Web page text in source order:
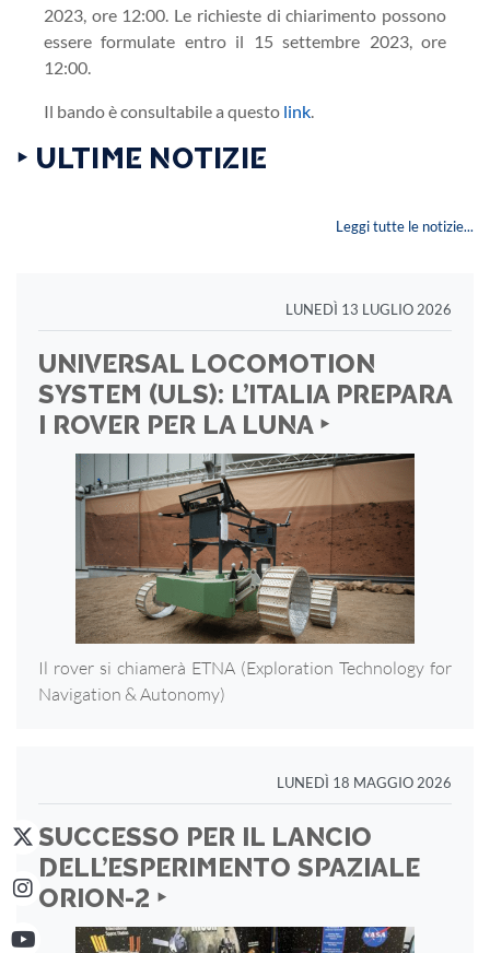
2023, ore 12:00. Le richieste di chiarimento possono
essere formulate entro il 15 settembre 2023, ore
12:00.
Il bando è consultabile a questo link.
‣ ULTIME NOTIZIE
Leggi tutte le notizie...
LUNEDÌ 13 LUGLIO 2026
UNIVERSAL LOCOMOTION
SYSTEM (ULS): L’ITALIA PREPARA
I ROVER PER LA LUNA ‣
Il rover si chiamerà ETNA (Exploration Technology for
Navigation & Autonomy)
LUNEDÌ 18 MAGGIO 2026
SUCCESSO PER IL LANCIO
DELL’ESPERIMENTO SPAZIALE
ORION-2 ‣